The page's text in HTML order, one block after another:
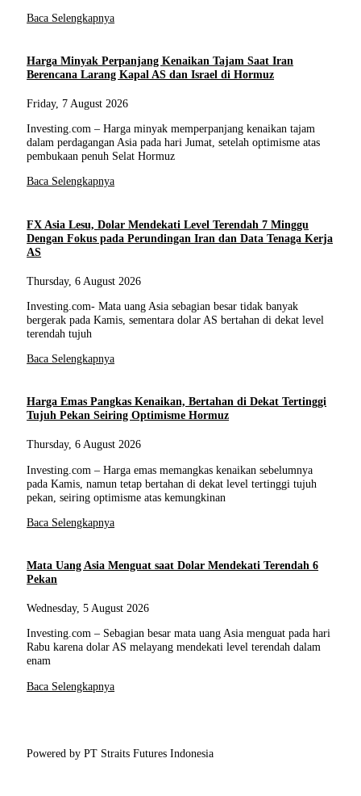
Baca Selengkapnya
Harga Minyak Perpanjang Kenaikan Tajam Saat Iran
Berencana Larang Kapal AS dan Israel di Hormuz
Friday, 7 August 2026
Investing.com – Harga minyak memperpanjang kenaikan tajam
dalam perdagangan Asia pada hari Jumat, setelah optimisme atas
pembukaan penuh Selat Hormuz
Baca Selengkapnya
FX Asia Lesu, Dolar Mendekati Level Terendah 7 Minggu
Dengan Fokus pada Perundingan Iran dan Data Tenaga Kerja
AS
Thursday, 6 August 2026
Investing.com- Mata uang Asia sebagian besar tidak banyak
bergerak pada Kamis, sementara dolar AS bertahan di dekat level
terendah tujuh
Baca Selengkapnya
Harga Emas Pangkas Kenaikan, Bertahan di Dekat Tertinggi
Tujuh Pekan Seiring Optimisme Hormuz
Thursday, 6 August 2026
Investing.com – Harga emas memangkas kenaikan sebelumnya
pada Kamis, namun tetap bertahan di dekat level tertinggi tujuh
pekan, seiring optimisme atas kemungkinan
Baca Selengkapnya
Mata Uang Asia Menguat saat Dolar Mendekati Terendah 6
Pekan
Wednesday, 5 August 2026
Investing.com – Sebagian besar mata uang Asia menguat pada hari
Rabu karena dolar AS melayang mendekati level terendah dalam
enam
Baca Selengkapnya
Powered by PT Straits Futures Indonesia